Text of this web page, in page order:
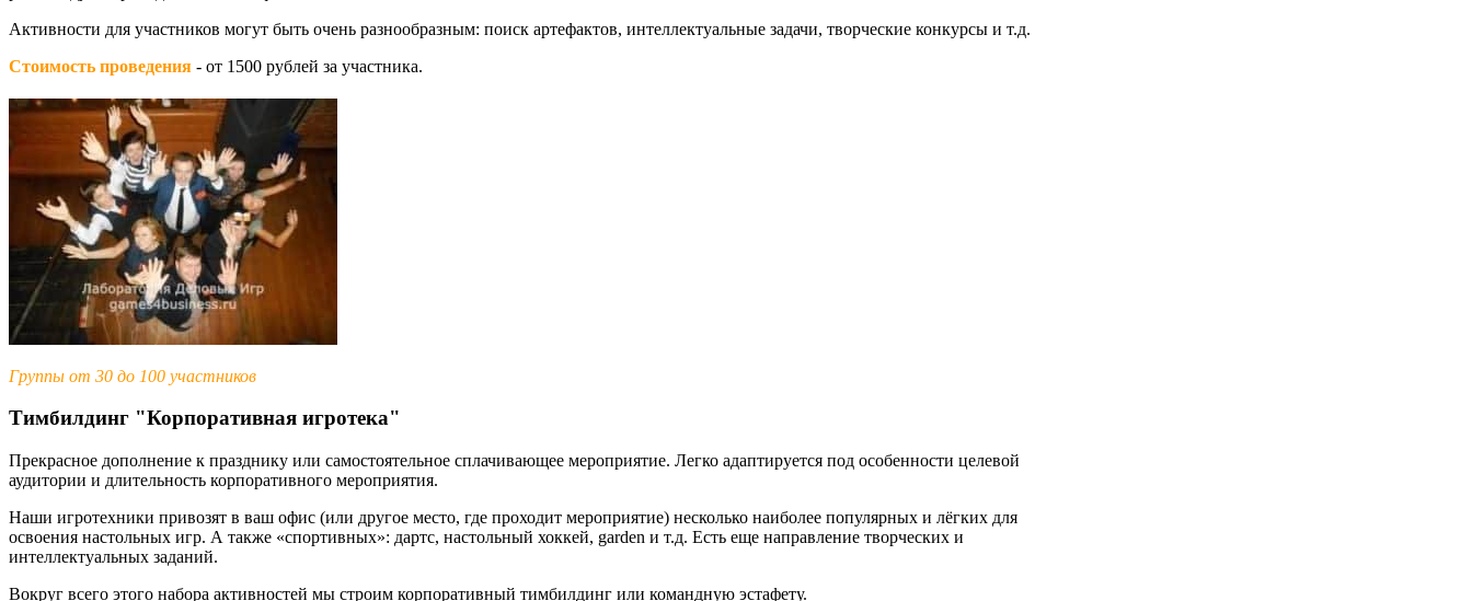
Активности для участников могут быть очень разнообразным: поиск артефактов, интеллектуальные задачи, творческие конкурсы и т.д.
Стоимость проведения - от 1500 рублей за участника.
Группы от 30 до 100 участников
Тимбилдинг "Корпоративная игротека"
Прекрасное дополнение к празднику или самостоятельное сплачивающее мероприятие. Легко адаптируется под особенности целевой
аудитории и длительность корпоративного мероприятия.
Наши игротехники привозят в ваш офис (или другое место, где проходит мероприятие) несколько наиболее популярных и лёгких для
освоения настольных игр. А также «спортивных»: дартс, настольный хоккей, garden и т.д. Есть еще направление творческих и
интеллектуальных заданий.
Вокруг всего этого набора активностей мы строим корпоративный тимбилдинг или командную эстафету.